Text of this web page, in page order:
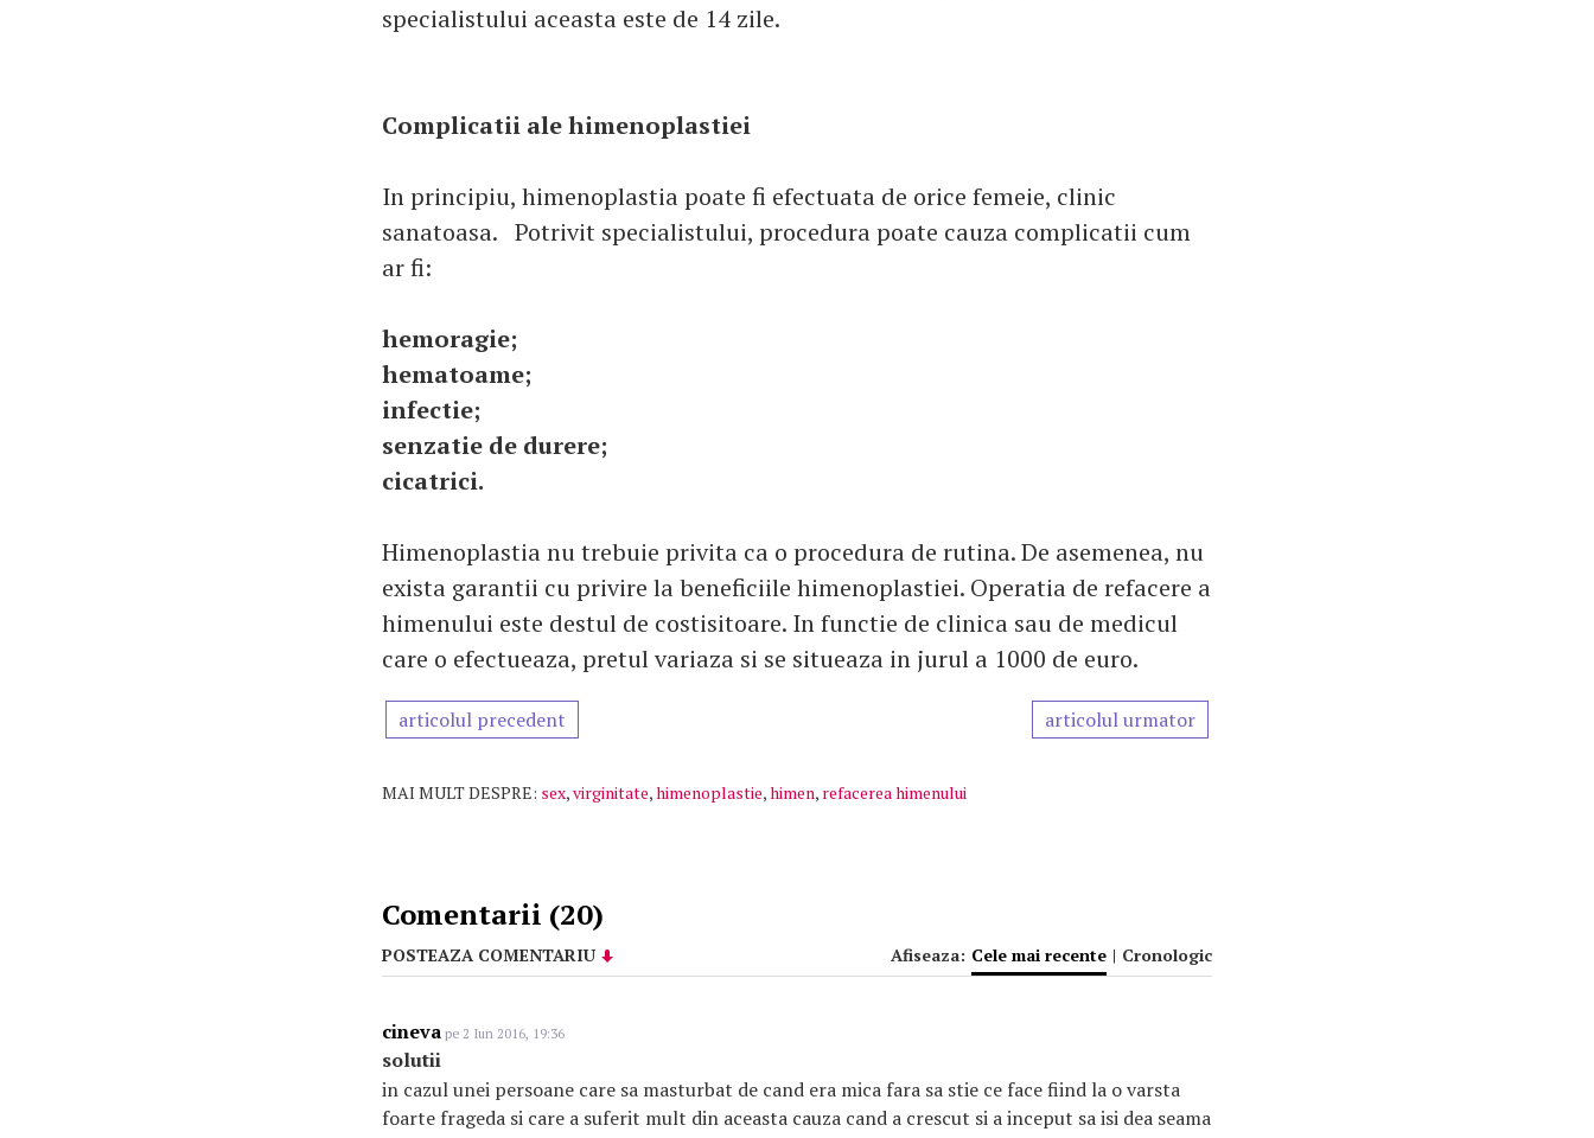
specialistului aceasta este de 14 zile.
Complicatii ale himenoplastiei
In principiu, himenoplastia poate fi efectuata de orice femeie, clinic
sanatoasa. Potrivit specialistului, procedura poate cauza complicatii cum
ar fi:
hemoragie;
hematoame;
infectie;
senzatie de durere;
cicatrici.
Himenoplastia nu trebuie privita ca o procedura de rutina. De asemenea, nu
exista garantii cu privire la beneficiile himenoplastiei. Operatia de refacere a
himenului este destul de costisitoare. In functie de clinica sau de medicul
care o efectueaza, pretul variaza si se situeaza in jurul a 1000 de euro.
articolul precedent articolul urmator
MAI MULT DESPRE: sex,virginitate,himenoplastie,himen, refacerea himenului
Comentarii (20)
POSTEAZA COMENTARIU Afiseaza: Cele mai recente | Cronologic
cineva pe 2 Iun 2016, 19:36
solutii
in cazul unei persoane care sa masturbat de cand era mica fara sa stie ce face fiind la o varsta
foarte frageda si care a suferit mult din aceasta cauza cand a crescut si a inceput sa isi dea seama